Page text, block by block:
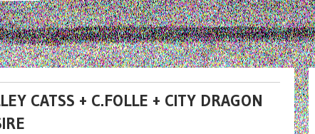
CATSS + C.FOLLE + CITY DRAGON